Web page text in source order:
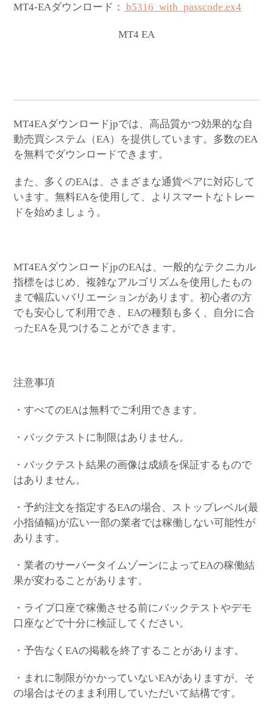
MT4-EAダウンロード： b5316_with_passcode.ex4
MT4 EA
MT4EAダウンロードjpでは、高品質かつ効果的な自
動売買システム（EA）を提供しています。多数のEA
を無料でダウンロードできます。
また、多くのEAは、さまざまな通貨ペアに対応して
います。無料EAを使用して、よりスマートなトレー
ドを始めましょう。
MT4EAダウンロードjpのEAは、一般的なテクニカル
指標をはじめ、複雑なアルゴリズムを使用したもの
まで幅広いバリエーションがあります。初心者の方
でも安心して利用でき、EAの種類も多く、自分に合
ったEAを見つけることができます。
注意事項
・すべてのEAは無料でご利用できます。
・バックテストに制限はありません。
・バックテスト結果の画像は成績を保証するもので
はありません。
・予約注文を指定するEAの場合、ストップレベル(最
小指値幅)が広い一部の業者では稼働しない可能性が
あります。
・業者のサーバータイムゾーンによってEAの稼働結
果が変わることがあります。
・ライブ口座で稼働させる前にバックテストやデモ
口座などで十分に検証してください。
・予告なくEAの掲載を終了することがあります。
・まれに制限がかかっていないEAがありますが、そ
の場合はそのまま利用していただいて結構です。